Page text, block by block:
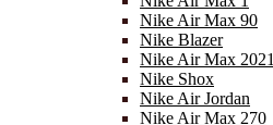
Nike Air Max 90
Nike Blazer
Nike Air Max 2021
Nike Shox
Nike Air Jordan
Nike Air Max 270